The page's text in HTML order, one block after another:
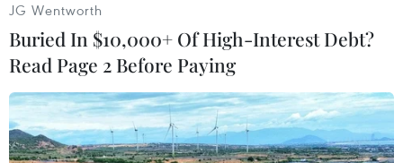
#Vé xe khách #Niêm yết giá vé #Nhà xe
#Vận tải
JG Wentworth
Buried In $10,000+ Of High-Interest Debt?
Read Page 2 Before Paying